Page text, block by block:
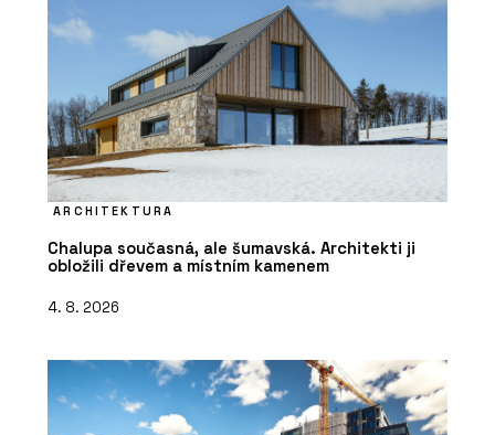
ARCHITEKTURA
Chalupa současná, ale šumavská. Architekti ji
obložili dřevem a místním kamenem
4. 8. 2026